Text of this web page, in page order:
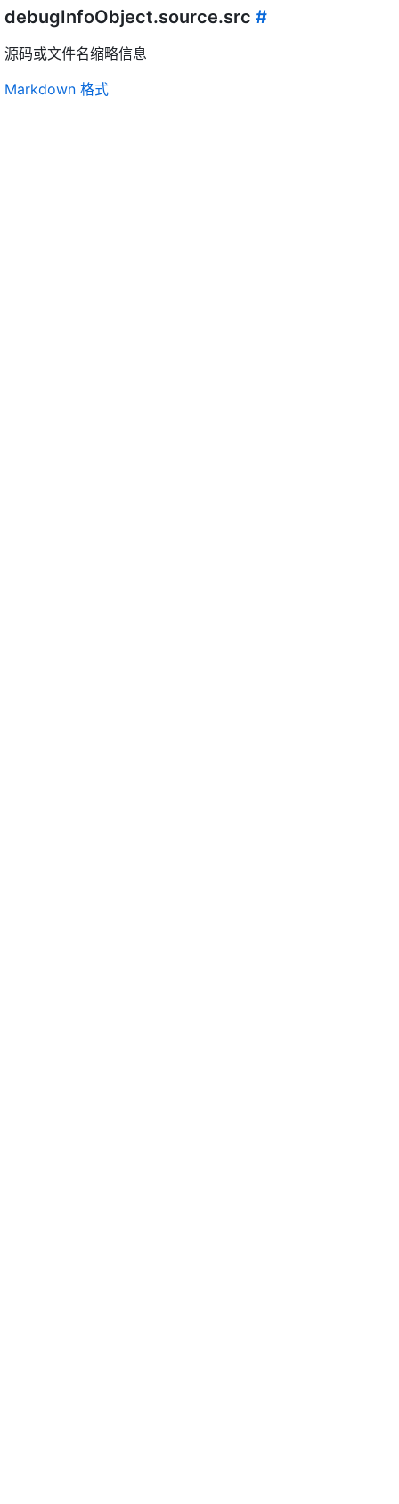
debugInfoObject.source.src #
源码或文件名缩略信息
Markdown 格式